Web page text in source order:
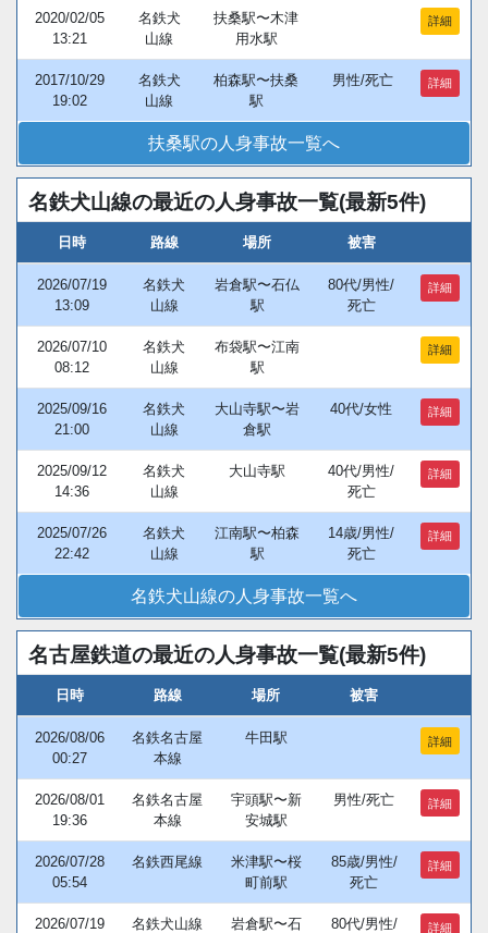
2020/02/05
13:21
名鉄犬
山線
扶桑駅〜木津
用水駅
詳細
2017/10/29
19:02
名鉄犬
山線
柏森駅〜扶桑
駅
男性/死亡 詳細
扶桑駅の人身事故一覧へ
名鉄犬山線の最近の人身事故一覧(最新5件)
日時 路線 場所 被害
2026/07/19
13:09
名鉄犬
山線
岩倉駅〜石仏
駅
80代/男性/
死亡
詳細
2026/07/10
08:12
名鉄犬
山線
布袋駅〜江南
駅
詳細
2025/09/16
21:00
名鉄犬
山線
大山寺駅〜岩
倉駅
40代/女性 詳細
2025/09/12
14:36
名鉄犬
山線
大山寺駅
40代/男性/
死亡
詳細
2025/07/26
22:42
名鉄犬
山線
江南駅〜柏森
駅
14歳/男性/
死亡
詳細
名鉄犬山線の人身事故一覧へ
名古屋鉄道の最近の人身事故一覧(最新5件)
日時 路線 場所 被害
2026/08/06
00:27
名鉄名古屋
本線
牛田駅 詳細
2026/08/01
19:36
名鉄名古屋
本線
宇頭駅〜新
安城駅
男性/死亡 詳細
2026/07/28
05:54
名鉄西尾線
米津駅〜桜
町前駅
85歳/男性/
死亡
詳細
2026/07/19 名鉄犬山線 岩倉駅〜石 80代/男性/ 詳細